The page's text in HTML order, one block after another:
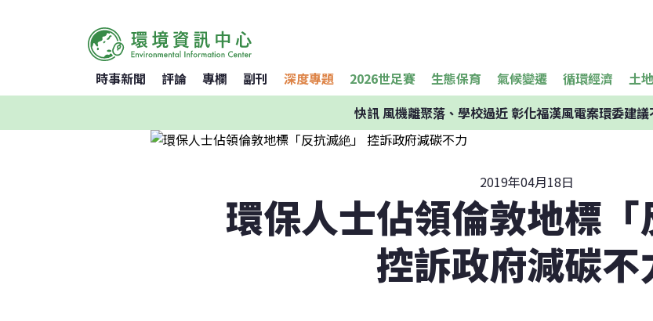
時事新聞 評論 專欄 副刊 深度專題 2026世足賽 生態保育 氣候變遷 循環經濟 土
快訊風機離聚落、學校過近 彰化福漢風電案環委建
2019年04月18日
環保人士佔領倫敦地標「
控訴政府減碳不